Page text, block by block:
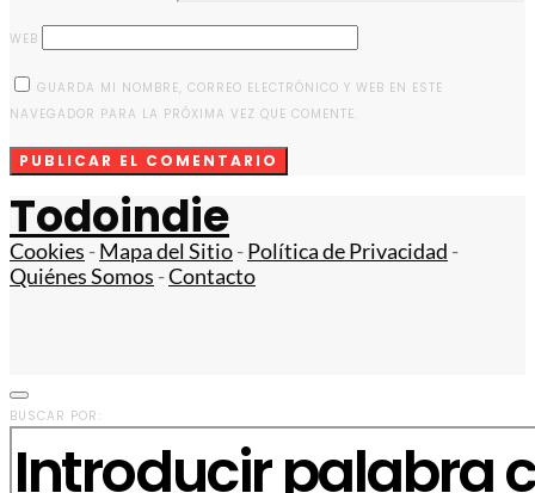
WEB
GUARDA MI NOMBRE, CORREO ELECTRÓNICO Y WEB EN ESTE
NAVEGADOR PARA LA PRÓXIMA VEZ QUE COMENTE.
Todoindie
Cookies -Mapa del Sitio-Política de Privacidad -
Quiénes Somos -Contacto
BUSCAR POR: